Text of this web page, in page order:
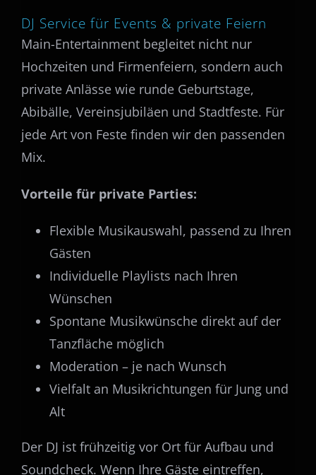
DJ Service für Events & private Feiern
Main-Entertainment begleitet nicht nur
Hochzeiten und Firmenfeiern, sondern auch
private Anlässe wie runde Geburtstage,
Abibälle, Vereinsjubiläen und Stadtfeste. Für
jede Art von Feste finden wir den passenden
Mix.
Vorteile für private Parties:
Flexible Musikauswahl, passend zu Ihren
Gästen
Individuelle Playlists nach Ihren
Wünschen
Spontane Musikwünsche direkt auf der
Tanzfläche möglich
Moderation – je nach Wunsch
Vielfalt an Musikrichtungen für Jung und
Alt
Der DJ ist frühzeitig vor Ort für Aufbau und
Soundcheck. Wenn Ihre Gäste eintreffen,